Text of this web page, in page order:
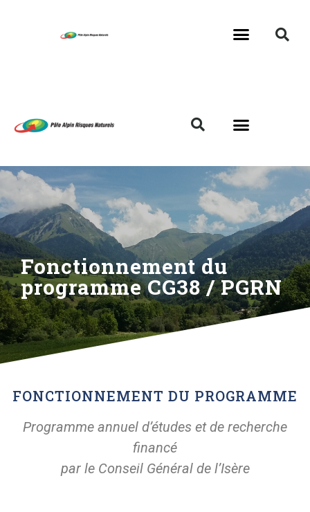
Fonctionnement du
programme CG38 / PGRN
FONCTIONNEMENT DU PROGRAMME
Programme annuel d’études et de recherche
financé
par le Conseil Général de l’Isère